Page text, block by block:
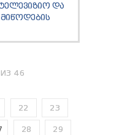
ᲓᲐ
46
22 23
28 29